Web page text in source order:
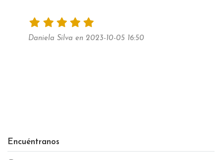
Daniela Silva en 2023-10-05 16:50
Encuéntranos